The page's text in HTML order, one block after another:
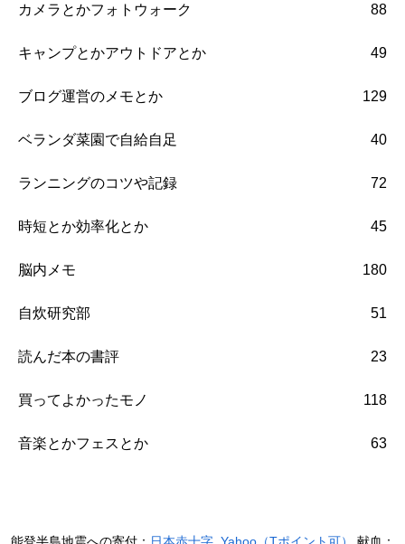
カメラとかフォトウォーク 88
キャンプとかアウトドアとか 49
ブログ運営のメモとか 129
ベランダ菜園で自給自足 40
ランニングのコツや記録 72
時短とか効率化とか 45
脳内メモ 180
自炊研究部 51
読んだ本の書評 23
買ってよかったモノ 118
音楽とかフェスとか 63